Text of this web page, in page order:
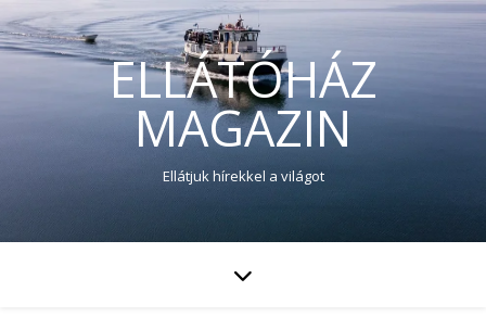
ELLÁTÓHÁZ
MAGAZIN
Ellátjuk hírekkel a világot